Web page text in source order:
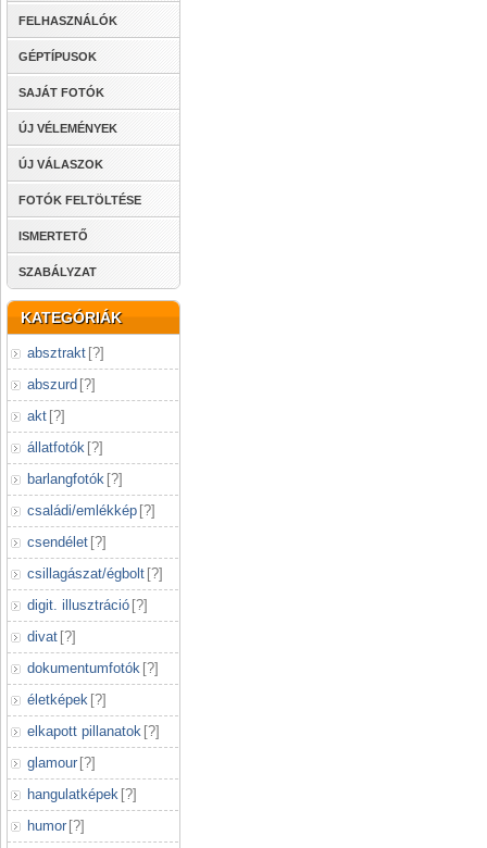
FELHASZNÁLÓK
GÉPTÍPUSOK
SAJÁT FOTÓK
ÚJ VÉLEMÉNYEK
ÚJ VÁLASZOK
FOTÓK FELTÖLTÉSE
ISMERTETŐ
SZABÁLYZAT
KATEGÓRIÁK
absztrakt [?]
abszurd [?]
akt [?]
állatfotók [?]
barlangfotók [?]
családi/emlékkép [?]
csendélet [?]
csillagászat/égbolt [?]
digit. illusztráció [?]
divat [?]
dokumentumfotók [?]
életképek [?]
elkapott pillanatok [?]
glamour [?]
hangulatképek [?]
humor [?]